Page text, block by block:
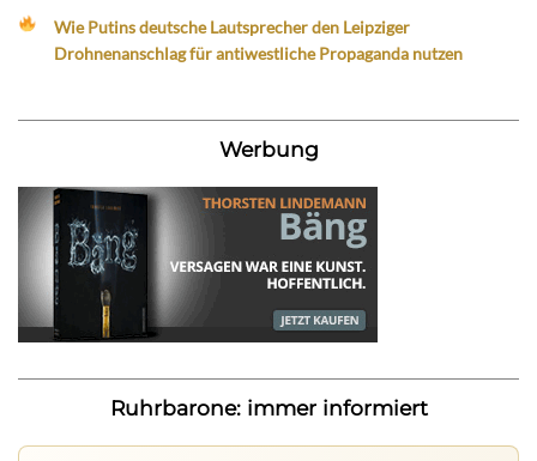
Wie Putins deutsche Lautsprecher den Leipziger
Drohnenanschlag für antiwestliche Propaganda nutzen
Werbung
Ruhrbarone: immer informiert